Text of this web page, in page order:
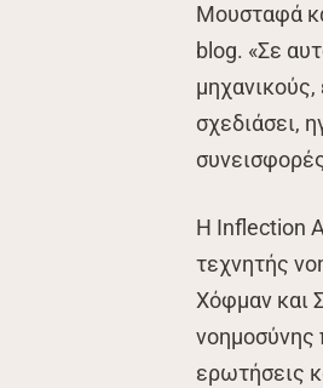
Μουσταφά
blog. «Σε
σχεδιάσει,
Η Inflection
τεχνητής
Χόφμαν και
νοημοσύνης
ερωτήσεις